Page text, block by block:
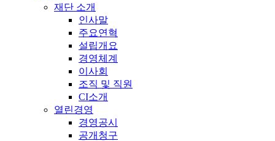
재단 소개
인사말
주요연혁
설립개요
경영체계
이사회
조직 및 직원
CI소개
열린경영
경영공시
공개청구